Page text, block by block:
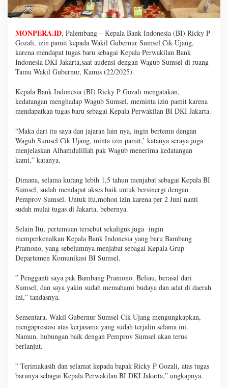
MONPERA.ID, Palembang – Kepala Bank Indonesia (BI) Ricky P
Gozali, izin pamit kepada Wakil Gubernur Sumsel Cik Ujang,
karena mendapat tugas baru sebagai Kepala Perwakilan Bank
Indonesia DKI Jakarta,saat audensi dengan Wagub Sumsel di ruang
Tamu Wakil Gubernur, Kamis (22/2025).
Kepala Bank Indonesia (BI) Ricky P Gozali mengatakan,
kedatangan menghadap Wagub Sumsel, meminta izin pamit karena
mendapatkan tugas baru sebagai Kepala Perwakilan BI DKI Jakarta.
“Maka dari itu saya dan jajaran lain nya, ingin bertemu dengan
Wagub Sumsel Cik Ujang, minta izin pamit,’ katanya seraya juga
menjelaskan Alhamdulillah pak Wagub menerima kedatangan
kami,” katanya.
Dimana, selama kurang lebih 1,5 tahun menjabat sebagai Kepala BI
Sumsel, sudah mendapat akses baik untuk bersinergi dengan
Pemprov Sumsel. Untuk itu,mohon izin karena per 2 Juni nanti
sudah mulai tugas di Jakarta, bebernya.
Selain Itu, pertemuan tersebut sekaligus juga ingin
memperkenalkan Kepala Bank Indonesia yang baru Bambang
Pramono, yang sebelumnya menjabat sebagai Kepala Grup
Departemen Komunikasi BI Sumsel.
” Pengganti saya pak Bambang Pramono. Beliau, berasal dari
Sumsel, dan saya yakin sudah memahami budaya dan adat di daerah
ini,” tandasnya.
Sementara, Wakil Gubernur Sumsel Cik Ujang mengungkapkan,
mengapresiasi atas kerjasama yang sudah terjalin selama ini.
Namun, hubungan baik dengan Pemprov Sumsel akan terus
berlanjut.
” Terimakasih dan selamat kepada bapak Ricky P Gozali, atas tugas
barunya sebagai Kepala Perwakilan BI DKI Jakarta,” ungkapnya.